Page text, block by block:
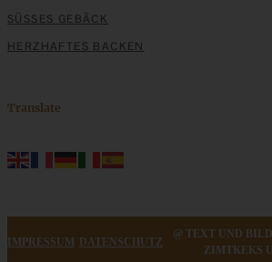
SÜSSES GEBÄCK
HERZHAFTES BACKEN
Translate
IMPRESSUM DATENSCHUTZ
@ TEXT UND
ZIMTKEKS